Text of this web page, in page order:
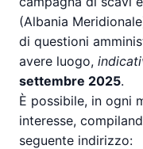
(Albania
di questioni
avere luogo,
settembre 2025.
È possibile, in ogni
interesse,
seguente indirizzo: